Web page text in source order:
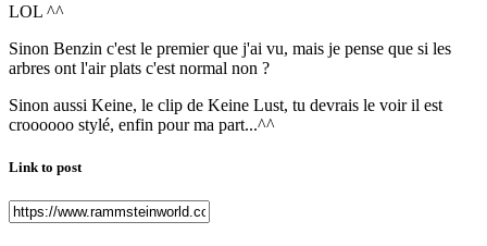
LOL ^^
Sinon Benzin c'est le premier que j'ai vu, mais je pense que si les
arbres ont l'air plats c'est normal non ?
Sinon aussi Keine, le clip de Keine Lust, tu devrais le voir il est
croooooo stylé, enfin pour ma part...^^
Link to post